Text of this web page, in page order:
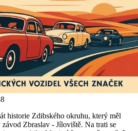
historie Zdibského okruhu, který měl
Zbraslav - Jíloviště. Na trati se